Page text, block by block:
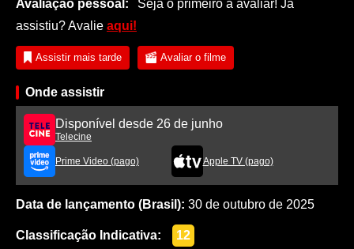
Avaliação pessoal:
Seja o primeiro a avaliar! Já
assistiu? Avalie aqui!
Assistir mais tarde Avaliar o filme
Onde assistir
Disponível desde 26 de junho
Telecine
Prime Video (pago) Apple TV (pago)
Data de lançamento (Brasil): 30 de outubro de 2025
Classificação Indicativa: 12